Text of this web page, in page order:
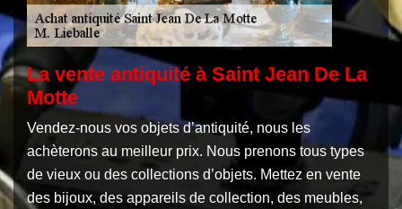
La vente antiquité à Saint Jean De La
Motte
Vendez-nous vos objets d’antiquité, nous les
achèterons au meilleur prix. Nous prenons tous types
de vieux ou des collections d’objets. Mettez en vente
des bijoux, des appareils de collection, des meubles,